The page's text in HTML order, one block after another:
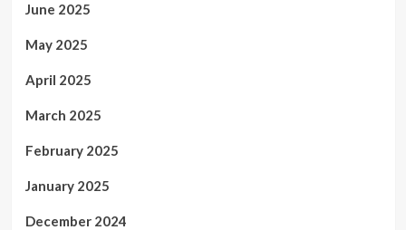
June 2025
May 2025
April 2025
March 2025
February 2025
January 2025
December 2024